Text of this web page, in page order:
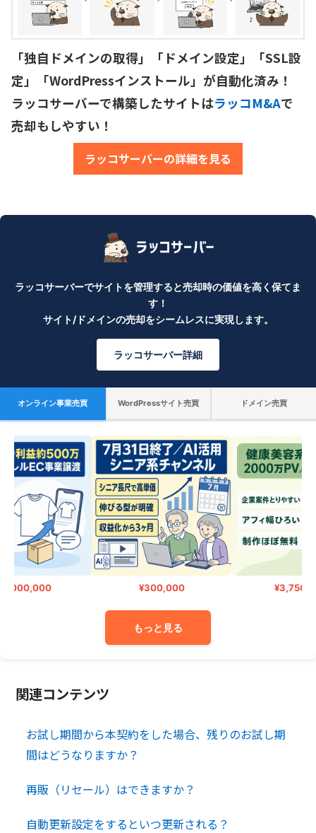
「独自ドメインの取得」「ドメイン設定」「SSL設
定」「WordPressインストール」が自動化済み！
ラッコサーバーで構築したサイトはラッコM&Aで
売却もしやすい！
ラッコサーバーの詳細を見る
ラッコサーバーでサイトを管理すると売却時の価値を高く保てま
す！
サイト/ドメインの売却をシームレスに実現します。
ラッコサーバー詳細
オンライン事業売買 WordPressサイト売買 ドメイン売買
¥300,000
もっと見る
関連コンテンツ
お試し期間から本契約をした場合、残りのお試し期
間はどうなりますか？
再販（リセール）はできますか？
自動更新設定をするといつ更新される？